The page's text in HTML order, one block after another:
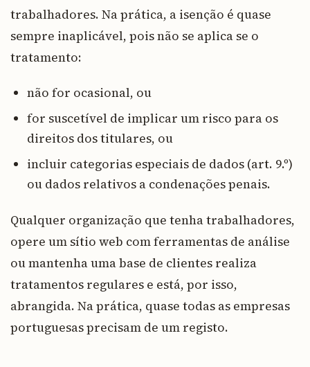
trabalhadores. Na prática, a isenção é quase
sempre inaplicável, pois não se aplica se o
tratamento:
não for ocasional, ou
for suscetível de implicar um risco para os
direitos dos titulares, ou
incluir categorias especiais de dados (art. 9.º)
ou dados relativos a condenações penais.
Qualquer organização que tenha trabalhadores,
opere um sítio web com ferramentas de análise
ou mantenha uma base de clientes realiza
tratamentos regulares e está, por isso,
abrangida. Na prática, quase todas as empresas
portuguesas precisam de um registo.